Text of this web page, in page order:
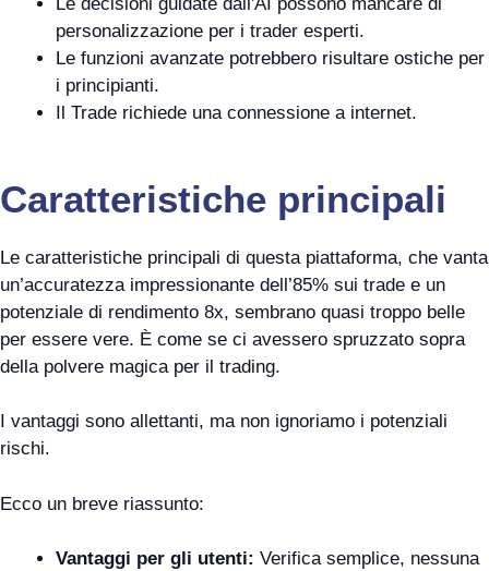
Le decisioni guidate dall'AI possono mancare di
personalizzazione per i trader esperti.
Le funzioni avanzate potrebbero risultare ostiche per
i principianti.
Il Trade richiede una connessione a internet.
Caratteristiche principali
Le caratteristiche principali di questa piattaforma, che vanta
un’accuratezza impressionante dell’85% sui trade e un
potenziale di rendimento 8x, sembrano quasi troppo belle
per essere vere. È come se ci avessero spruzzato sopra
della polvere magica per il trading.
I vantaggi sono allettanti, ma non ignoriamo i potenziali
rischi.
Ecco un breve riassunto:
Vantaggi per gli utenti: Verifica semplice, nessuna